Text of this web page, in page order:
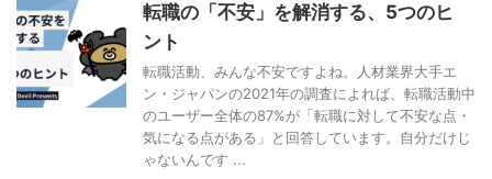
転職の「不安」を解消する、5つのヒ
ント
転職活動、みんな不安ですよね。人材業界大手エ
ン・ジャパンの2021年の調査によれば、転職活動中
のユーザー全体の87%が「転職に対して不安な点・
気になる点がある」と回答しています。自分だけじ
ゃないんです ...